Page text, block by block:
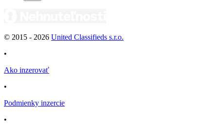
© 2015 - 2026 United Classifieds s.r.o.
•
Ako inzerovať
•
Podmienky inzercie
•